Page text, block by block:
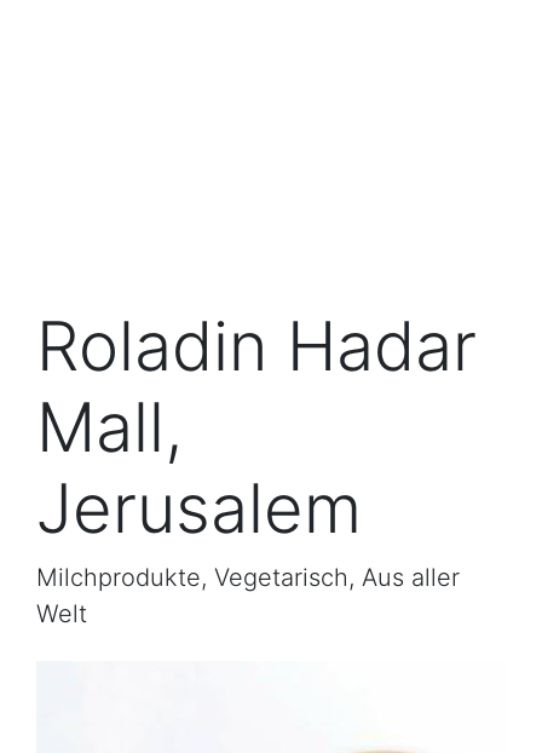
Roladin Hadar
Mall,
Jerusalem
Milchprodukte, Vegetarisch, Aus aller
Welt